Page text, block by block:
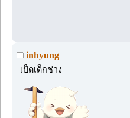
inhyung
เป็ดเด็กช่าง